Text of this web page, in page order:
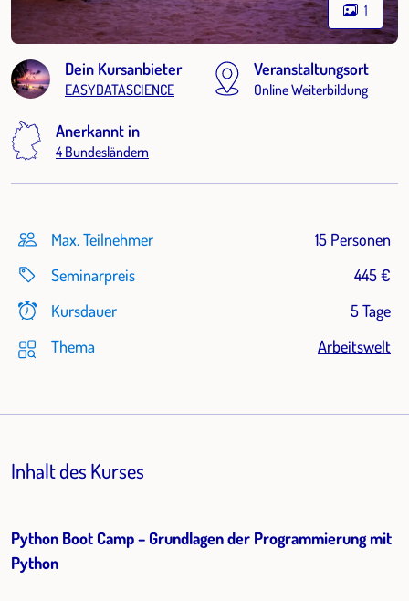
1
Dein Kursanbieter
EASYDATASCIENCE
Veranstaltungsort
Online Weiterbildung
Anerkannt in
4 Bundesländern
Max. Teilnehmer
15 Personen
Seminarpreis
445 €
Kursdauer
5 Tage
Thema
Arbeitswelt
Inhalt des Kurses
Python Boot Camp – Grundlagen der Programmierung mit
Python